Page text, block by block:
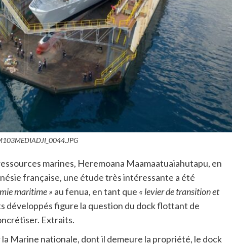
marines, Heremoana Maamaatuaiahutapu, en
française, une étude très intéressante a été
maritime » au fenua, en tant que « levier de transition et
développés figure la question du dock flottant de
Extraits.
Marine nationale, dont il demeure la propriété, le dock